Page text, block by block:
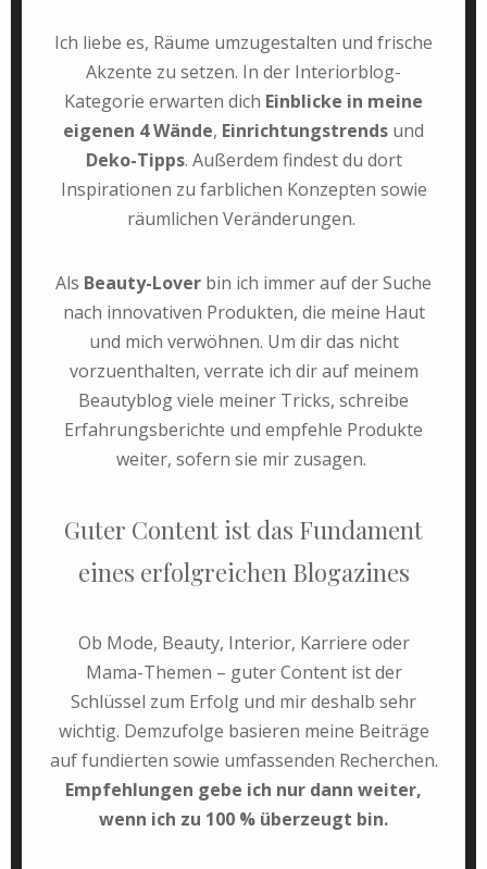
Ich liebe es, Räume umzugestalten und frische
Akzente zu setzen. In der Interiorblog-
Kategorie erwarten dich Einblicke in meine
eigenen 4 Wände, Einrichtungstrends und
Deko-Tipps. Außerdem findest du dort
Inspirationen zu farblichen Konzepten sowie
räumlichen Veränderungen.
Als Beauty-Lover bin ich immer auf der Suche
nach innovativen Produkten, die meine Haut
und mich verwöhnen. Um dir das nicht
vorzuenthalten, verrate ich dir auf meinem
Beautyblog viele meiner Tricks, schreibe
Erfahrungsberichte und empfehle Produkte
weiter, sofern sie mir zusagen.
Guter Content ist das Fundament
eines erfolgreichen Blogazines
Ob Mode, Beauty, Interior, Karriere oder
Mama-Themen – guter Content ist der
Schlüssel zum Erfolg und mir deshalb sehr
wichtig. Demzufolge basieren meine Beiträge
auf fundierten sowie umfassenden Recherchen.
Empfehlungen gebe ich nur dann weiter,
wenn ich zu 100 % überzeugt bin.